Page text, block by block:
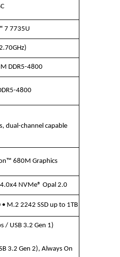
7 7735U
DDR5-4800
4800
dual-channel capable
680M Graphics
4.0x4 NVMe® Opal 2.0
M.2 2242 SSD up to 1TB
/ USB 3.2 Gen 1)
3.2 Gen 2), Always On